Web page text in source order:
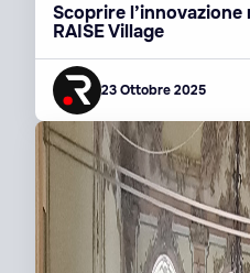
Scoprire
RAISE Village
23 Ottobre 2025